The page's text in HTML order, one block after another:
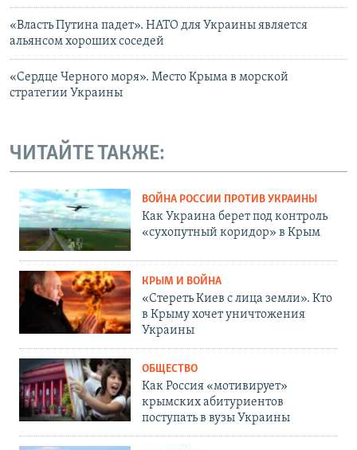
«Власть Путина падет». НАТО для Украины является
альянсом хороших соседей
«Сердце Черного моря». Место Крыма в морской
стратегии Украины
ЧИТАЙТЕ ТАКЖЕ:
ВОЙНА РОССИИ ПРОТИВ УКРАИНЫ
Как Украина берет под контроль
«сухопутный коридор» в Крым
КРЫМ И ВОЙНА
«Стереть Киев с лица земли». Кто
в Крыму хочет уничтожения
Украины
ОБЩЕСТВО
Как Россия «мотивирует»
крымских абитуриентов
поступать в вузы Украины